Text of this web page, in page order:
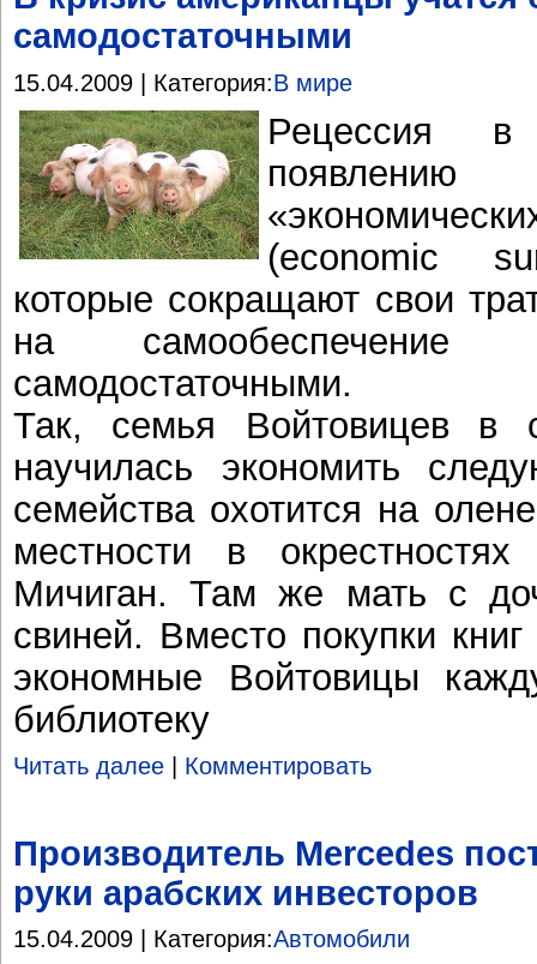
самодостаточными
15.04.2009 | Категория:В мире
Рецессия
(economic
которые сокращают свои
на
самодостаточными.
Так, семья Войтовицев в
научилась экономить
семейства охотится на
местности в
Мичиган. Там же мать с
свиней. Вместо покупки
экономные Войтовицы
библиотеку
Читать далее Комментировать
Производитель Mercedes
руки арабских инвесторов
15.04.2009 | Категория:Автомобили